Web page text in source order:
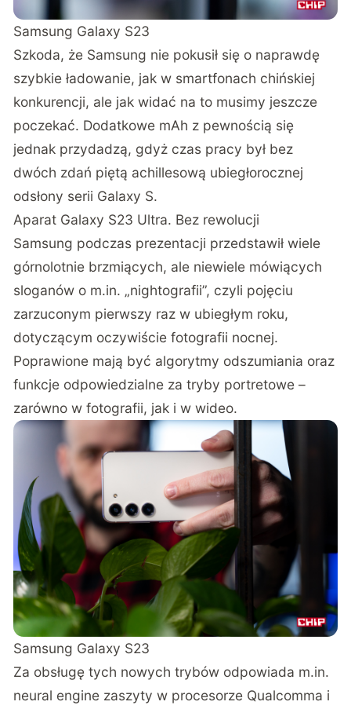
Samsung Galaxy S23
Szkoda, że Samsung nie pokusił się o naprawdę
szybkie ładowanie, jak w smartfonach chińskiej
konkurencji, ale jak widać na to musimy jeszcze
poczekać. Dodatkowe mAh z pewnością się
jednak przydadzą, gdyż czas pracy był bez
dwóch zdań piętą achillesową ubiegłorocznej
odsłony serii Galaxy S.
Aparat Galaxy S23 Ultra. Bez rewolucji
Samsung podczas prezentacji przedstawił wiele
górnolotnie brzmiących, ale niewiele mówiących
sloganów o m.in. „nightografii”, czyli pojęciu
zarzuconym pierwszy raz w ubiegłym roku,
dotyczącym oczywiście fotografii nocnej.
Poprawione mają być algorytmy odszumiania oraz
funkcje odpowiedzialne za tryby portretowe –
zarówno w fotografii, jak i w wideo.
Samsung Galaxy S23
Za obsługę tych nowych trybów odpowiada m.in.
neural engine zaszyty w procesorze Qualcomma i